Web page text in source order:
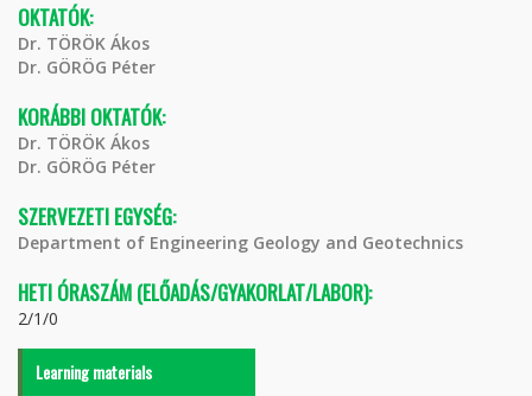
OKTATÓK:
Dr. TÖRÖK Ákos
Dr. GÖRÖG Péter
KORÁBBI OKTATÓK:
Dr. TÖRÖK Ákos
Dr. GÖRÖG Péter
SZERVEZETI EGYSÉG:
Department of Engineering Geology and Geotechnics
HETI ÓRASZÁM (ELŐADÁS/GYAKORLAT/LABOR):
2/1/0
Learning materials